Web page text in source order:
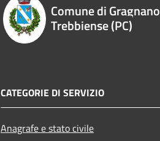
Comune di Gragnano
Trebbiense (PC)
CATEGORIE DI SERVIZIO
Anagrafe e stato civile